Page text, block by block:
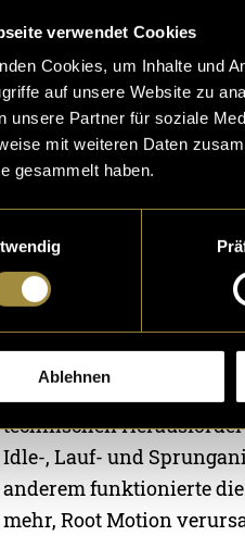
verwendet Cookies
Cookies, um Inhalte und
auf unsere Website zu
unsere Partner für soziale
mit weiteren Daten
gesammelt haben.
Ablehnen
Unity und
Die Integration des
technischen
Idle-, Lauf- und
anderem funktionierte
mehr, Root Motion